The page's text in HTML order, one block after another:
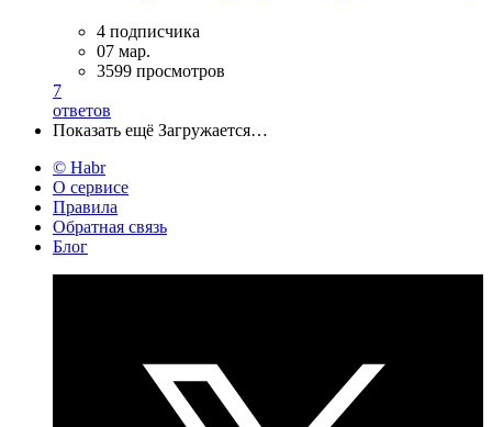
4 подписчика
07 мар.
3599 просмотров
7
ответов
Показать ещё Загружается…
© Habr
О сервисе
Правила
Обратная связь
Блог